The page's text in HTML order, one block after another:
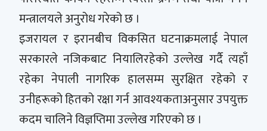
मन्त्रालयले अनुरोध गरेको छ ।
इजरायल र इरानबीच विकसित घटनाक्रमलाई नेपाल
सरकारले नजिकबाट नियालिरहेको उल्लेख गर्दै त्यहाँ
रहेका नेपाली नागरिक हालसम्म सुरक्षित रहेको र
उनीहरूको हितको रक्षा गर्न आवश्यकताअनुसार उपयुक्त
कदम चालिने विज्ञप्तिमा उल्लेख गरिएको छ ।